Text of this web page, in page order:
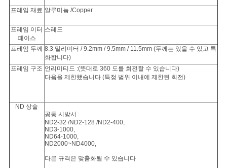
프레임 재료 알루미늄 /Copper
프레임 이터
페이스
스레드
프레임 두께 8.3 밀리미터 / 9.2mm / 9.5mm / 11.5mm (두께는 있을 수 있고 특
화합니다)
프레임 구조 언리미티드 :(뜻대로 360 도를 회전할 수 있습니다)
다음을 제한했습니다 (특정 범위 이내에 제한된 회전)
ND 상술
공통 시방서 :
ND2-32 /ND2-128 /ND2-400,
ND3-1000,
ND64-1000,
ND2000~ND4000,
다른 규격은 맞춤화될 수 있습니다